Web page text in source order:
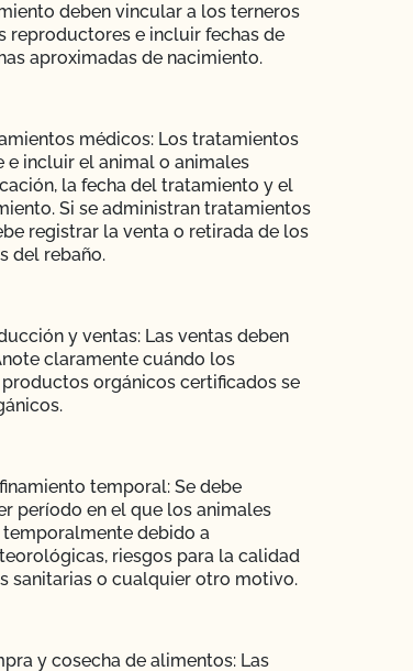
deben vincular a los terneros
reproductores e incluir fechas de
aproximadas de nacimiento.
médicos: Los tratamientos
e incluir el animal o animales
la fecha del tratamiento y el
Si se administran tratamientos
registrar la venta o retirada de los
del rebaño.
y ventas: Las ventas deben
claramente cuándo los
orgánicos certificados se
temporal: Se debe
período en el que los animales
temporalmente debido a
riesgos para la calidad
sanitarias o cualquier otro motivo.
y cosecha de alimentos: Las